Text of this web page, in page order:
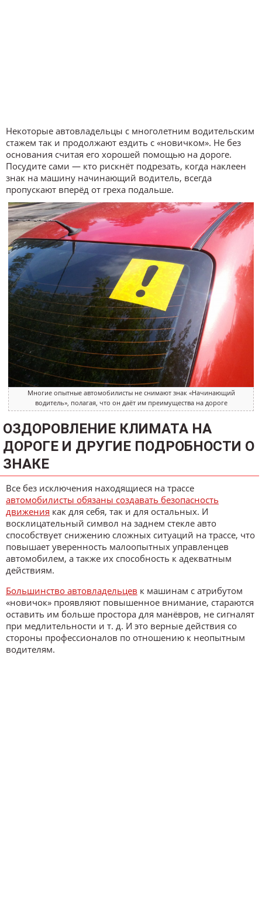
Некоторые автовладельцы с многолетним водительским
стажем так и продолжают ездить с «новичком». Не без
основания считая его хорошей помощью на дороге.
Посудите сами — кто рискнёт подрезать, когда наклеен
знак на машину начинающий водитель, всегда
пропускают вперёд от греха подальше.
Многие опытные автомобилисты не снимают знак «Начинающий
водитель», полагая, что он даёт им преимущества на дороге
ОЗДОРОВЛЕНИЕ КЛИМАТА НА
ДОРОГЕ И ДРУГИЕ ПОДРОБНОСТИ О
ЗНАКЕ
Все без исключения находящиеся на трассе
автомобилисты обязаны создавать безопасность
движения как для себя, так и для остальных. И
восклицательный символ на заднем стекле авто
способствует снижению сложных ситуаций на трассе, что
повышает уверенность малоопытных управленцев
автомобилем, а также их способность к адекватным
действиям.
Большинство автовладельцев к машинам с атрибутом
«новичок» проявляют повышенное внимание, стараются
оставить им больше простора для манёвров, не сигналят
при медлительности и т. д. И это верные действия со
стороны профессионалов по отношению к неопытным
водителям.